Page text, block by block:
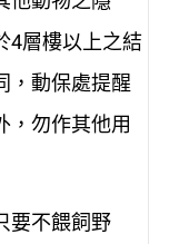
4層樓以上之結
，動保處提醒
，勿作其他用
要不餵飼野